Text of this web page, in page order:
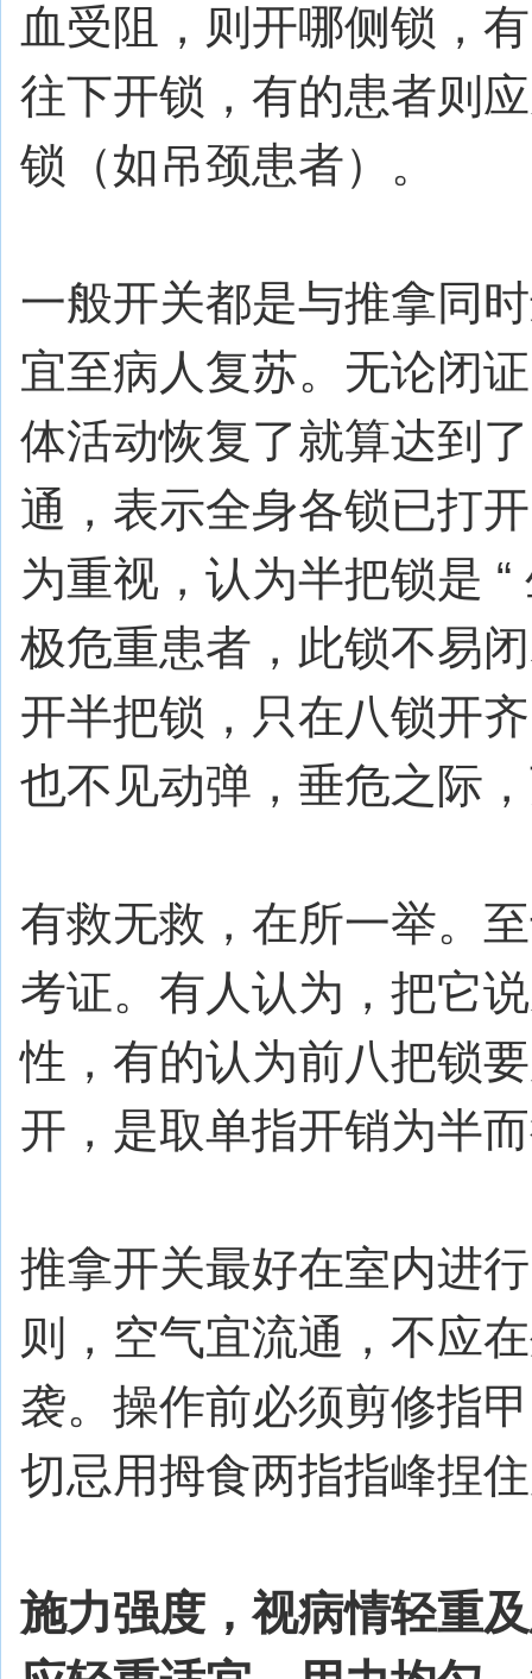
血受阻，则开哪侧锁，
往下开锁，有的患者则
锁（如吊颈患者）。
一般开关都是与推拿同
宜至病人复苏。无论闭
体活动恢复了就算达到
通，表示全身各锁已打
为重视，认为半把锁是 “
极危重患者，此锁不易
开半把锁，只在八锁开
也不见动弹，垂危之际
有救无救，在所一举。
考证。有人认为，把它
性，有的认为前八把锁
开，是取单指开销为半
推拿开关最好在室内进
则，空气宜流通，不应
袭。操作前必须剪修指
切忌用拇食两指指峰捏
施力强度，视病情轻重